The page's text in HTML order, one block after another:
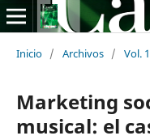
Inicio / Archivos / Vol.
Marketing
musical: el